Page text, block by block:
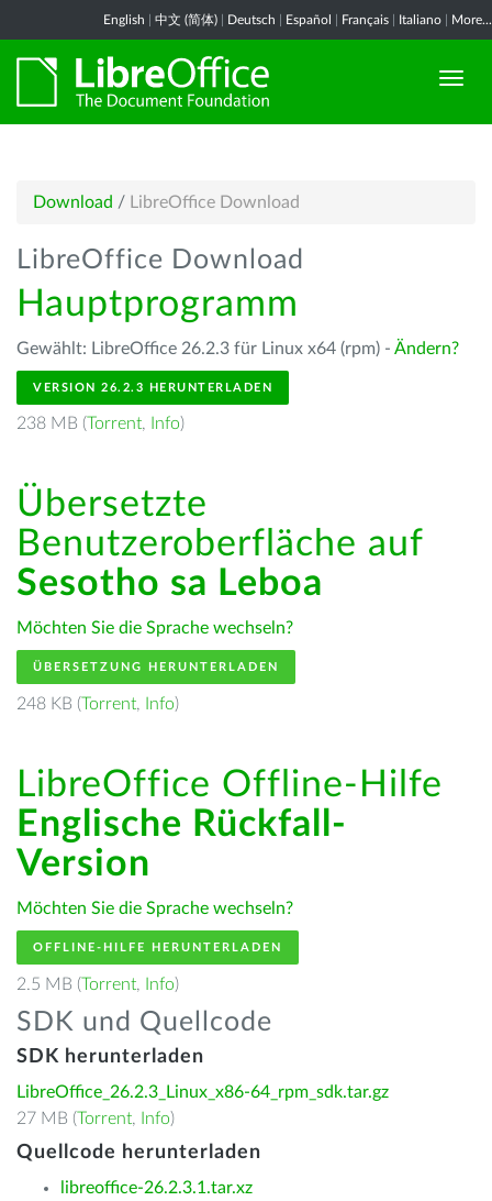
English 中文 (简体) Deutsch Español Français Italiano More...
Download / LibreOffice Download
LibreOffice Download
Hauptprogramm
Gewählt: LibreOffice 26.2.3 für Linux x64 (rpm) - Ändern?
VERSION 26.2.3 HERUNTERLADEN
238 MB (Torrent, Info)
Übersetzte
Benutzeroberfläche auf
Sesotho sa Leboa
Möchten Sie die Sprache wechseln?
ÜBERSETZUNG HERUNTERLADEN
248 KB (Torrent, Info)
LibreOffice Offline-Hilfe
Englische Rückfall-
Version
Möchten Sie die Sprache wechseln?
OFFLINE-HILFE HERUNTERLADEN
2.5 MB (Torrent, Info)
SDK und Quellcode
SDK herunterladen
LibreOffice_26.2.3_Linux_x86-64_rpm_sdk.tar.gz
27 MB (Torrent, Info)
Quellcode herunterladen
libreoffice-26.2.3.1.tar.xz